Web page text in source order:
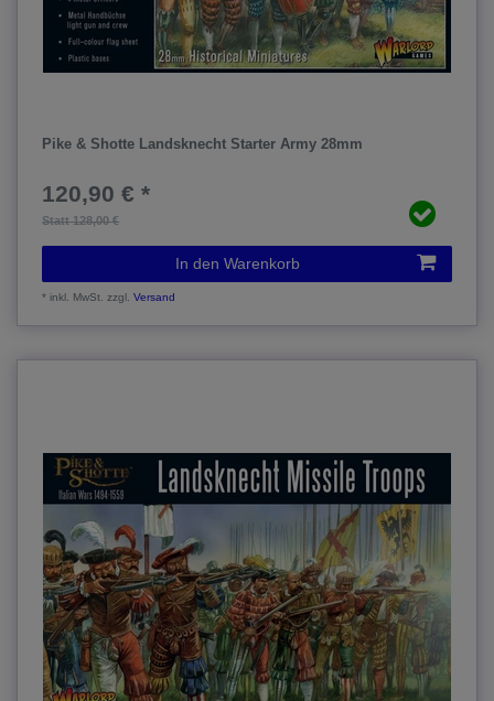
Pike & Shotte Landsknecht Starter Army 28mm
Statt 128,00 €
120,90 € *
In den Warenkorb
*inkl. MwSt. zzgl.Versand